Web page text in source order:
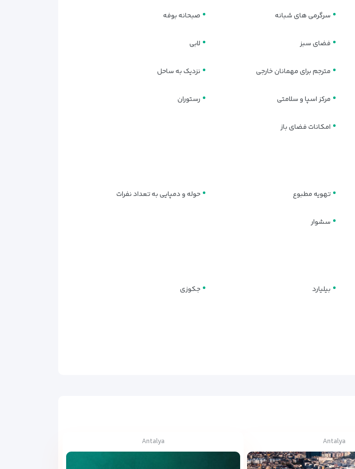
سرگرمی های شبانه صبحانه بوفه
فضای سبز لابی
مترجم برای مهمانان خارجی نزدیک به ساحل
مرکز اسپا و سلامتی رستوران
امکانات فضای باز
تهویه مطبوع حوله و دمپایی به تعداد نفرات
سشوار
بیلیارد جکوزی
Antalya
Antalya